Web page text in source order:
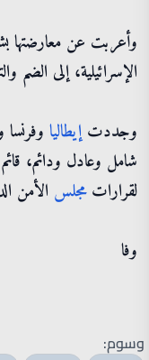
وأعربت عن معارضتها
الإسرائيلية، إلى الضم
وجددتإيطاليا وفرنسا
شامل وعادل ودائم،
لقراراتمجلس الأمن
وفا
وسوم: